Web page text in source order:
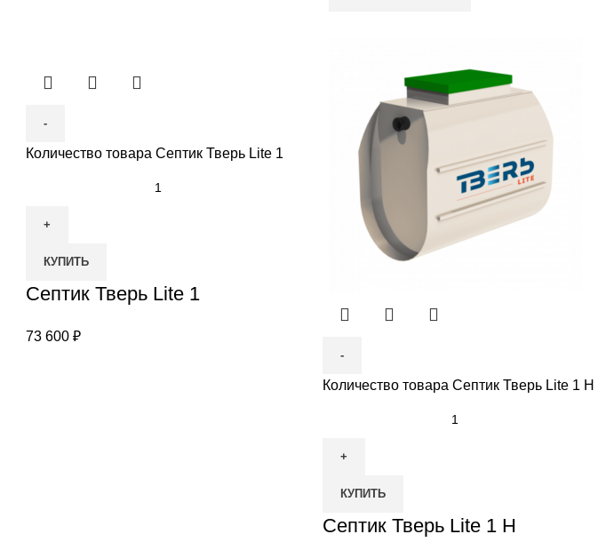
Количество товара Септик Тверь Lite 1
КУПИТЬ
Септик Тверь Lite 1
73 600 ₽
Количество товара Септик Тверь Lite 1 Н
КУПИТЬ
Септик Тверь Lite 1 Н